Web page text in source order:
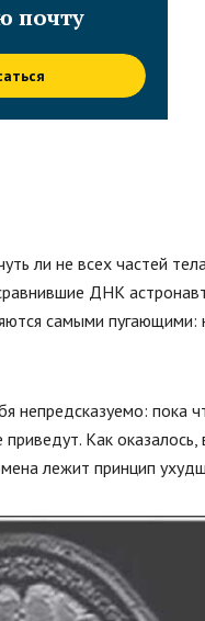
почту
ли не всех частей
ДНК
самыми пугающими:
непредсказуемо: пока
Как оказалось,
лежит принцип